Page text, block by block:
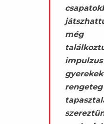
rengeteg